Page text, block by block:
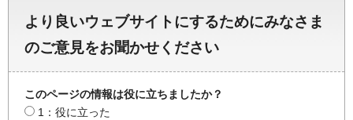
より良いウェブサイトにするためにみなさま
のご意見をお聞かせください
このページの情報は役に立ちましたか？
1：役に立った